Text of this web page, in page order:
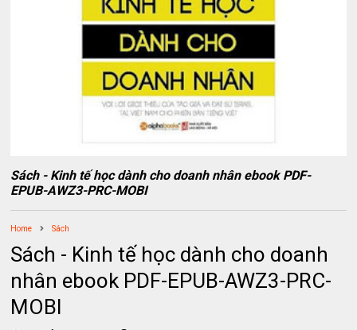
Sách - Kinh tế học dành cho doanh nhân ebook PDF-
EPUB-AWZ3-PRC-MOBI
Home Sách
Sách - Kinh tế học dành cho doanh
nhân ebook PDF-EPUB-AWZ3-PRC-
MOBI